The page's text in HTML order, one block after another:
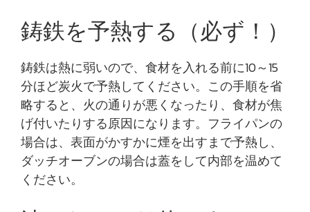
鋳鉄を予熱する（必ず！）
鋳鉄は熱に弱いので、食材を入れる前に10～15
分ほど炭火で予熱してください。この手順を省
略すると、火の通りが悪くなったり、食材が焦
げ付いたりする原因になります。フライパンの
場合は、表面がかすかに煙を出すまで予熱し、
ダッチオーブンの場合は蓋をして内部を温めて
ください。